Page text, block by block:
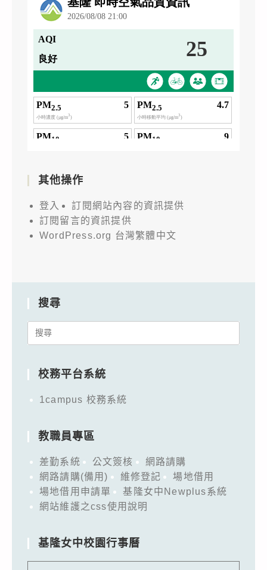
其他操作
登入
訂閱網站內容的資訊提供
訂閱留言的資訊提供
WordPress.org 台灣繁體中文
搜尋
Search
校務平台系統
1campus 校務系統
教職員專區
差勤系統 公文簽核
網路請購
網路請購(備用)
維修登記
場地借用
場地借用申請單
基隆女中Newplus系統
網站維護之css使用說明
基隆女中校園行事曆